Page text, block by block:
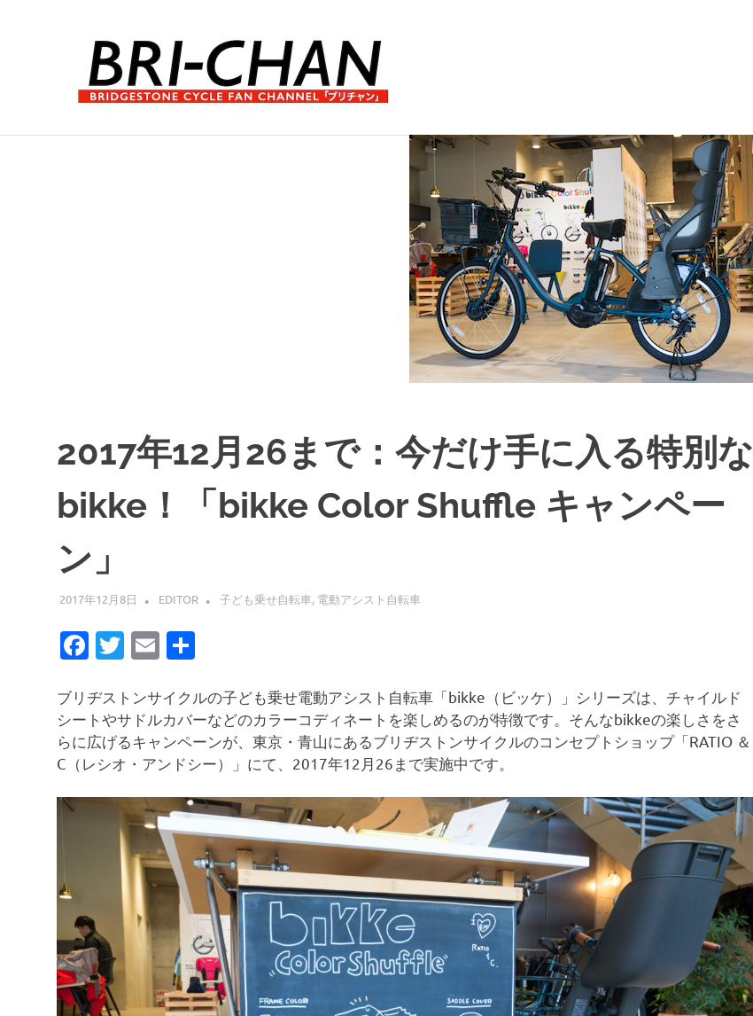
ス
2017年12月26まで：今だけ手に入る特別な
bikke！「bikke Color Shuffle キャンペー
ン」
2017年12月8日 EDITOR 子ども乗せ自転車, 電動アシスト自転車
Facebook
Twitter
Email
ブリヂストンサイクルの子ども乗せ電動アシスト自転車「bikke（ビッケ）」シリーズは、チャイルド
シートやサドルカバーなどのカラーコディネートを楽しめるのが特徴です。そんなbikkeの楽しさをさ
らに広げるキャンペーンが、東京・青山にあるブリヂストンサイクルのコンセプトショップ「RATIO ＆
C（レシオ・アンドシー）」にて、2017年12月26まで実施中です。